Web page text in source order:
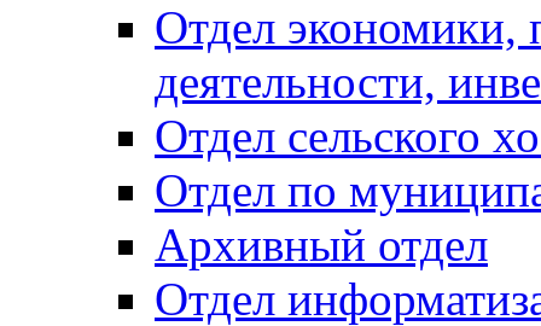
Отдел экономики,
деятельности,
Отдел сельского
Отдел по
Архивный отдел
Отдел